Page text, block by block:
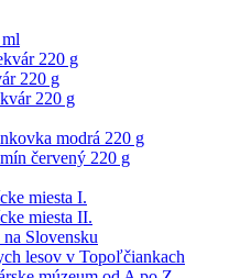
220 g
220 g
220 g
modrá 220 g
červený 220 g
miesta I.
miesta II.
Slovensku
lesov v Topoľčiankach